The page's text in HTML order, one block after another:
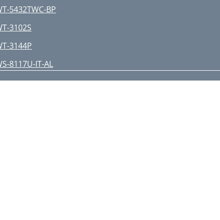
5432TWC-BP
3102S
3144P
8117U-IT-AL
Crosse Technology, Ltd